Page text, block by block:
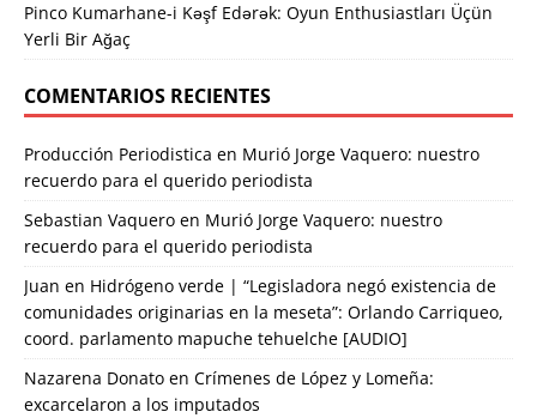
Pinco Kumarhane-i Kəşf Edərək: Oyun Enthusiastları Üçün
Yerli Bir Ağaç
COMENTARIOS RECIENTES
Producción Periodistica en Murió Jorge Vaquero: nuestro
recuerdo para el querido periodista
Sebastian Vaquero en Murió Jorge Vaquero: nuestro
recuerdo para el querido periodista
Juan en Hidrógeno verde | “Legisladora negó existencia de
comunidades originarias en la meseta”: Orlando Carriqueo,
coord. parlamento mapuche tehuelche [AUDIO]
Nazarena Donato en Crímenes de López y Lomeña:
excarcelaron a los imputados